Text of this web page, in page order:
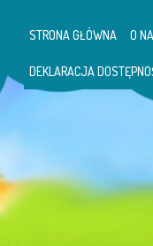
STRONA GŁÓWNA O
DEKLARACJA